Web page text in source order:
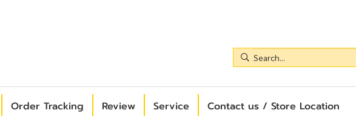
Order Tracking Review Service Contact us / Store Location